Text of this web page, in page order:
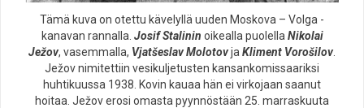
Tämä kuva on otettu kävelyllä uuden Moskova – Volga -
kanavan rannalla. Josif Stalinin oikealla puolella Nikolai
Ježov, vasemmalla, Vjatšeslav Molotovja Kliment Vorošilov
Ježov nimitettiin vesikuljetusten kansankomissaariksi
huhtikuussa 1938. Kovin kauaa hän ei virkojaan saanut
hoitaa. Ježov erosi omasta pyynnöstään 25. marraskuuta